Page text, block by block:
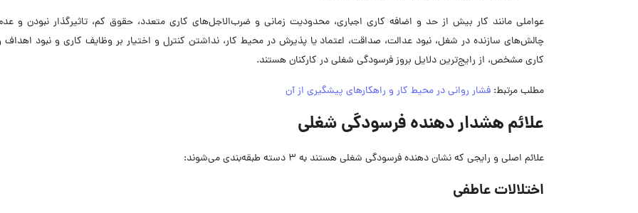
عواملی مانند کار بیش از حد و اضافه کاری اجباری، محدودیت زمانی و ضرب‌الاجل‌های کاری متعدد، حقوق کم، تاثیرگذار نبودن و
چالش‌های سازنده در شغل، نبود عدالت، صداقت، اعتماد یا پذیرش در محیط کار، نداشتن کنترل و اختیار بر وظایف کاری و نبود
کاری مشخص، از رایج‌ترین دلایل بروز فرسودگی شغلی در کارکنان هستند.
مطلب مرتبط: فشار روانی در محیط کار و راهکارهای پیشگیری از آن
علائم هشدار دهنده فرسودگی شغلی
علائم اصلی و رایجی که نشان دهنده فرسودگی شغلی هستند به 3 دسته طبقه‌بندی می‌شوند:
اختلالات عاطفی